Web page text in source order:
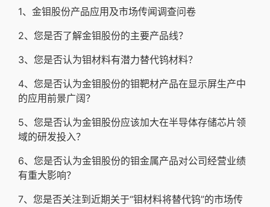
1、金钼股份产品应用及市场传闻调查问卷
2、您是否了解金钼股份的主要产品线？
3、您是否认为钼材料有潜力替代钨材料？
4、您是否认为金钼股份的钼靶材产品在显示屏生产中
的应用前景广阔？
5、您是否认为金钼股份应该加大在半导体存储芯片领
域的研发投入？
6、您是否认为金钼股份的钼金属产品对公司经营业绩
有重大影响？
7、您是否关注到近期关于“钼材料将替代钨”的市场传